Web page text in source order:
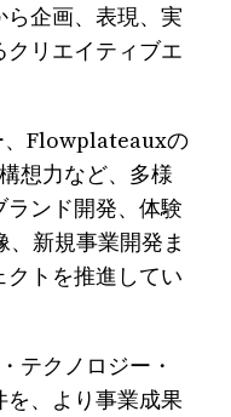
企画、表現、実
リエイティブエ
Flowplateauxの
想力など、多様
ンド開発、体験
新規事業開発ま
トを推進してい
テクノロジー・
、より事業成果